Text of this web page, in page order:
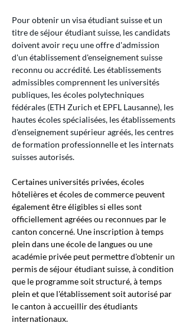
Pour obtenir un visa étudiant suisse et un
titre de séjour étudiant suisse, les candidats
doivent avoir reçu une offre d'admission
d'un établissement d'enseignement suisse
reconnu ou accrédité. Les établissements
admissibles comprennent les universités
publiques, les écoles polytechniques
fédérales (ETH Zurich et EPFL Lausanne), les
hautes écoles spécialisées, les établissements
d'enseignement supérieur agréés, les centres
de formation professionnelle et les internats
suisses autorisés.
Certaines universités privées, écoles
hôtelières et écoles de commerce peuvent
également être éligibles si elles sont
officiellement agréées ou reconnues par le
canton concerné. Une inscription à temps
plein dans une école de langues ou une
académie privée peut permettre d'obtenir un
permis de séjour étudiant suisse, à condition
que le programme soit structuré, à temps
plein et que l'établissement soit autorisé par
le canton à accueillir des étudiants
internationaux.